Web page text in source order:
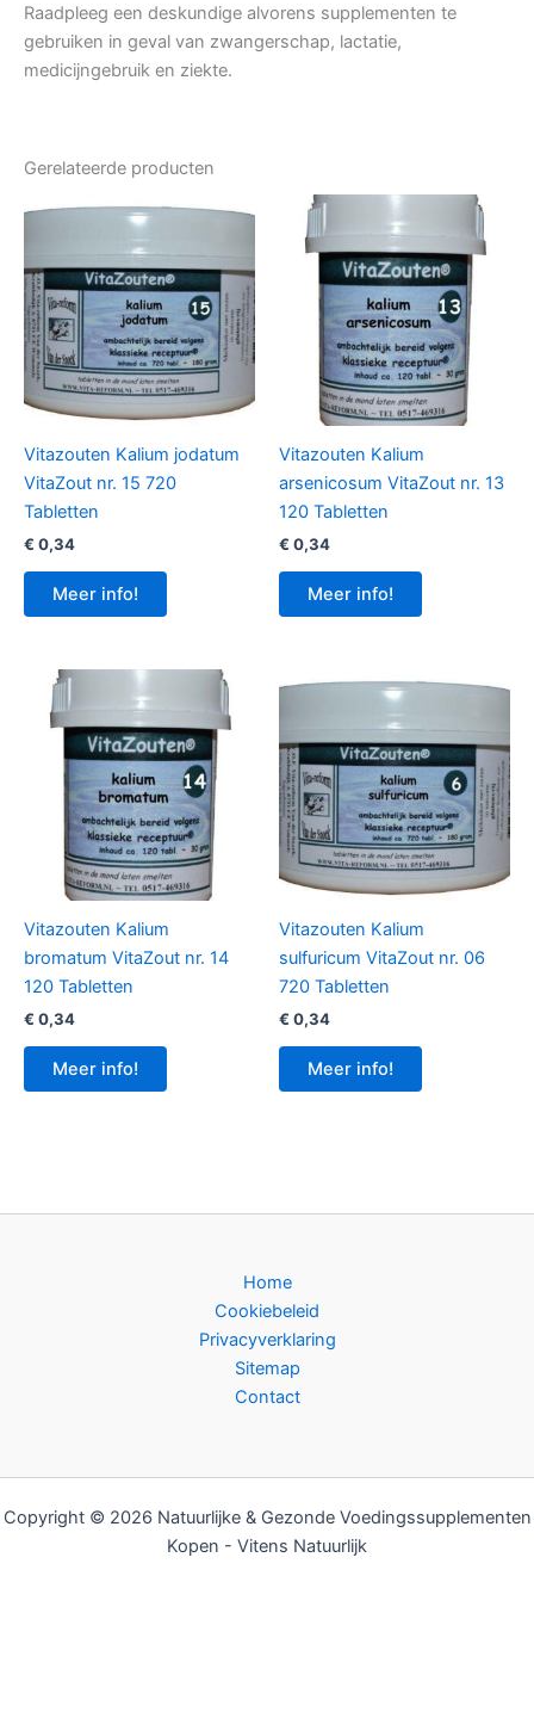
Raadpleeg een deskundige alvorens supplementen te
gebruiken in geval van zwangerschap, lactatie,
medicijngebruik en ziekte.
Gerelateerde producten
Vitazouten Kalium jodatum
VitaZout nr. 15 720
Tabletten
€ 0,34
Meer info!
Vitazouten Kalium
arsenicosum VitaZout nr. 13
120 Tabletten
€ 0,34
Meer info!
Vitazouten Kalium
bromatum VitaZout nr. 14
120 Tabletten
€ 0,34
Meer info!
Vitazouten Kalium
sulfuricum VitaZout nr. 06
720 Tabletten
€ 0,34
Meer info!
Home
Cookiebeleid
Privacyverklaring
Sitemap
Contact
Copyright © 2026 Natuurlijke & Gezonde Voedingssupplementen
Kopen - Vitens Natuurlijk